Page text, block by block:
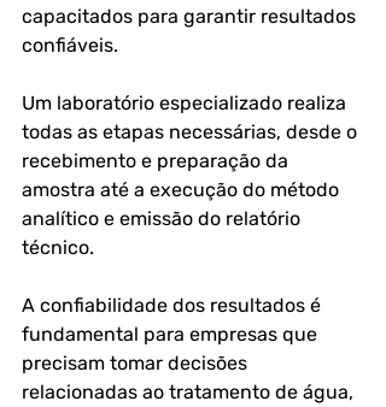
capacitados para garantir resultados
confiáveis.
Um laboratório especializado realiza
todas as etapas necessárias, desde o
recebimento e preparação da
amostra até a execução do método
analítico e emissão do relatório
técnico.
A confiabilidade dos resultados é
fundamental para empresas que
precisam tomar decisões
relacionadas ao tratamento de água,